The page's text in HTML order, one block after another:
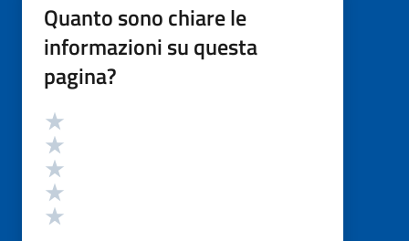
Quanto sono chiare le
informazioni su questa
pagina?
Valutazione